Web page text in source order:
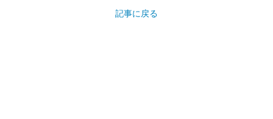
記事に戻る